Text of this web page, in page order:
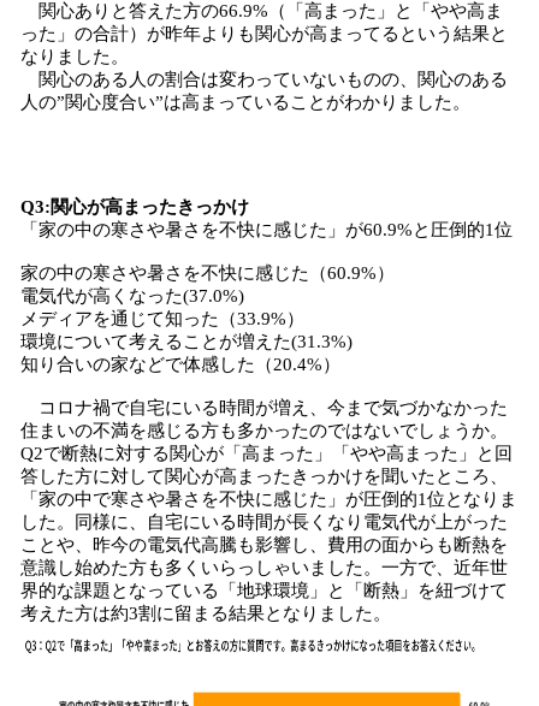
関心ありと答えた方の66.9%（「高まった」と「やや高ま
った」の合計）が昨年よりも関心が高まってるという結果と
なりました。
関心のある人の割合は変わっていないものの、関心のある
人の”関心度合い”は高まっていることがわかりました。
Q3:関心が高まったきっかけ
「家の中の寒さや暑さを不快に感じた」が60.9%と圧倒的1位
家の中の寒さや暑さを不快に感じた（60.9%）
電気代が高くなった(37.0%)
メディアを通じて知った（33.9%）
環境について考えることが増えた(31.3%)
知り合いの家などで体感した（20.4%）
コロナ禍で自宅にいる時間が増え、今まで気づかなかった
住まいの不満を感じる方も多かったのではないでしょうか。
Q2で断熱に対する関心が「高まった」「やや高まった」と回
答した方に対して関心が高まったきっかけを聞いたところ、
「家の中で寒さや暑さを不快に感じた」が圧倒的1位となりま
した。同様に、自宅にいる時間が長くなり電気代が上がった
ことや、昨今の電気代高騰も影響し、費用の面からも断熱を
意識し始めた方も多くいらっしゃいました。一方で、近年世
界的な課題となっている「地球環境」と「断熱」を紐づけて
考えた方は約3割に留まる結果となりました。